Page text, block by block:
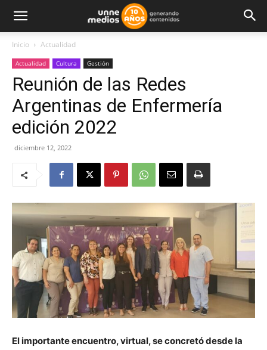
Inicio Actualidad
Actualidad Cultura Gestión
Reunión de las Redes
Argentinas de Enfermería
edición 2022
diciembre 12, 2022
El importante encuentro, virtual, se concretó desde la